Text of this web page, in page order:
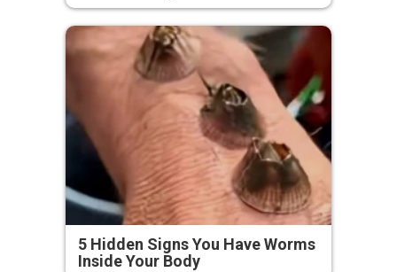
5 Hidden Signs You Have Worms
Inside Your Body